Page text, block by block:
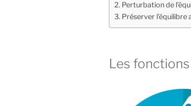
Perturbation de
Préserver
Les